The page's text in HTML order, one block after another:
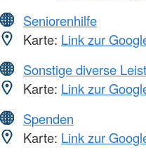
Seniorenhilfe
Karte: Link zur
Sonstige diverse
Karte: Link zur
Spenden
Karte: Link zur